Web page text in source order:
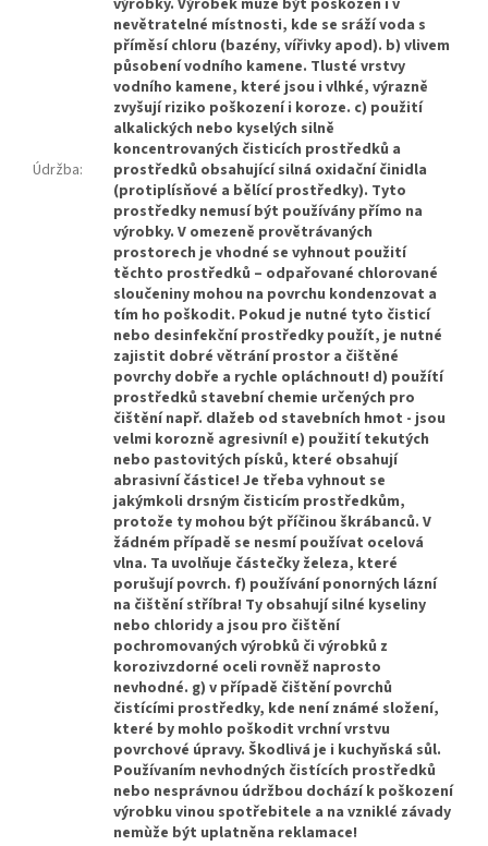
Údržba:
výrobky. Výrobek může být poškozen i v
nevětratelné místnosti, kde se sráží voda s
příměsí chloru (bazény, vířivky apod). b) vlivem
působení vodního kamene. Tlusté vrstvy
vodního kamene, které jsou i vlhké, výrazně
zvyšují riziko poškození i koroze. c) použití
alkalických nebo kyselých silně
koncentrovaných čisticích prostředků a
prostředků obsahující silná oxidační činidla
(protiplísňové a bělící prostředky). Tyto
prostředky nemusí být používány přímo na
výrobky. V omezeně provětrávaných
prostorech je vhodné se vyhnout použití
těchto prostředků – odpařované chlorované
sloučeniny mohou na povrchu kondenzovat a
tím ho poškodit. Pokud je nutné tyto čisticí
nebo desinfekční prostředky použít, je nutné
zajistit dobré větrání prostor a čištěné
povrchy dobře a rychle opláchnout! d) použítí
prostředků stavební chemie určených pro
čištění např. dlažeb od stavebních hmot - jsou
velmi korozně agresivní! e) použití tekutých
nebo pastovitých písků, které obsahují
abrasivní částice! Je třeba vyhnout se
jakýmkoli drsným čisticím prostředkům,
protože ty mohou být příčinou škrábanců. V
žádném případě se nesmí používat ocelová
vlna. Ta uvolňuje částečky železa, které
porušují povrch. f) používání ponorných lázní
na čištění stříbra! Ty obsahují silné kyseliny
nebo chloridy a jsou pro čištění
pochromovaných výrobků či výrobků z
korozivzdorné oceli rovněž naprosto
nevhodné. g) v případě čištění povrchů
čistícími prostředky, kde není známé složení,
které by mohlo poškodit vrchní vrstvu
povrchové úpravy. Škodlivá je i kuchyňská sůl.
Používaním nevhodných čistících prostředků
nebo nesprávnou údržbou dochází k poškození
výrobku vinou spotřebitele a na vzniklé závady
nemùže být uplatněna reklamace!